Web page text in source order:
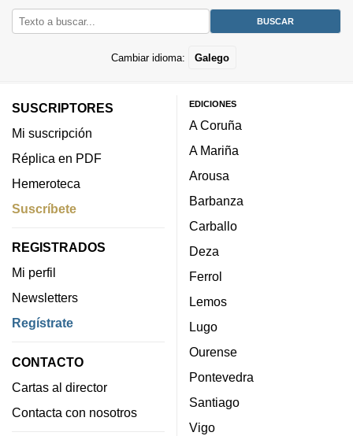
Cambiar idioma: Galego
SUSCRIPTORES
Mi suscripción
Réplica en PDF
Hemeroteca
Suscríbete
REGISTRADOS
Mi perfil
Newsletters
Regístrate
CONTACTO
Cartas al director
Contacta con nosotros
EDICIONES
A Coruña
A Mariña
Arousa
Barbanza
Carballo
Deza
Ferrol
Lemos
Lugo
Ourense
Pontevedra
Santiago
Vigo